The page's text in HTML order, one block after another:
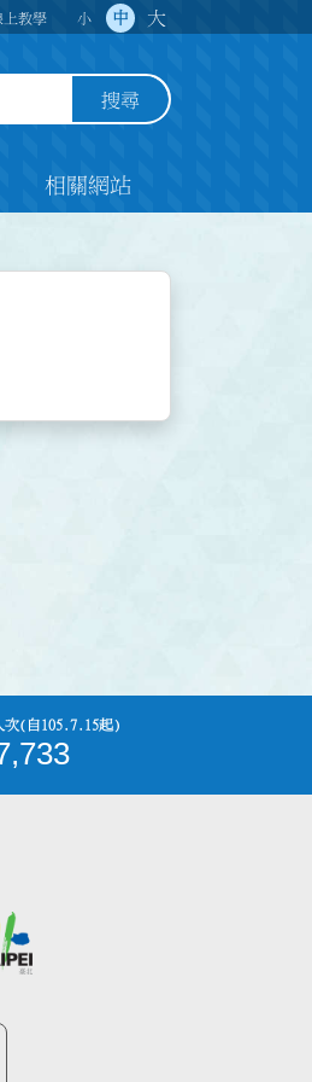
上教學 小 中 大
搜尋
相關網站
次(自105.7.15起)